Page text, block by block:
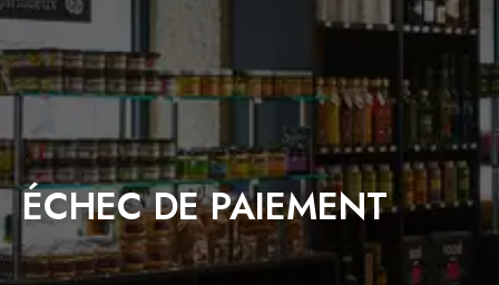
ÉCHEC DE PAIEMENT